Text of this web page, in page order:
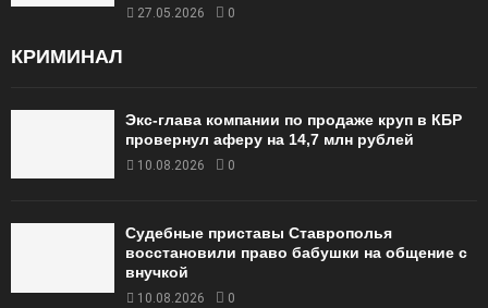
27.05.2026 0
КРИМИНАЛ
Экс-глава компании по продаже круп в КБР
провернул аферу на 14,7 млн рублей
10.08.2026 0
Судебные приставы Ставрополья
восстановили право бабушки на общение с
внучкой
10.08.2026 0